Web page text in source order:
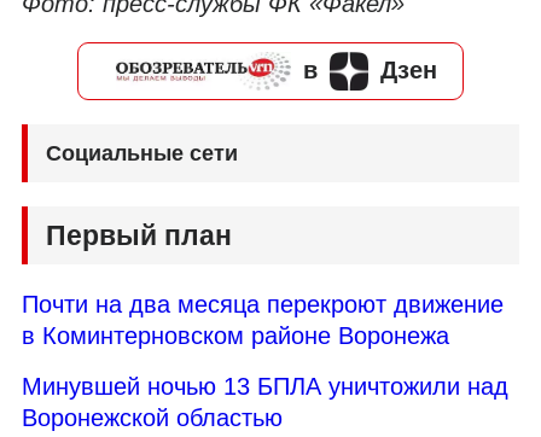
в Дзен
Социальные сети
Первый план
Почти на два месяца перекроют движение
в Коминтерновском районе Воронежа
Минувшей ночью 13 БПЛА уничтожили над
Воронежской областью